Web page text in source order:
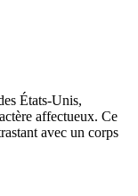
États-Unis,
affectueux. Ce
avec un corps